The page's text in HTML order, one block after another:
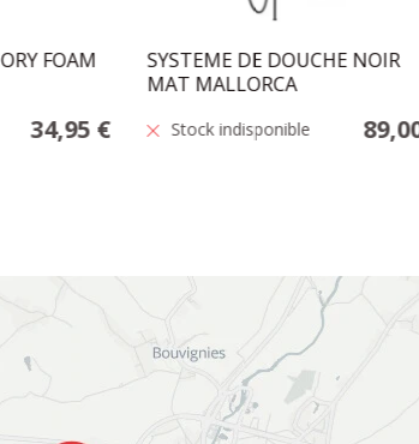
FOAM
34,95 €
SYSTEME DE DOUCHE NOIR
MAT MALLORCA
Stock indisponible